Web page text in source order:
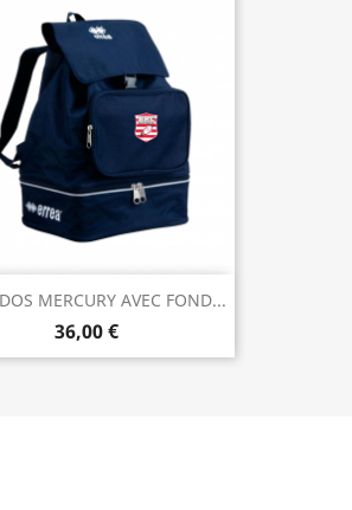
MERCURY AVEC FOND...
36,00 €